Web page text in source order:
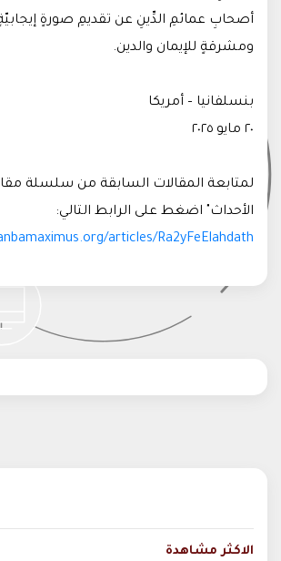
أصحابِ عمائمِ الدِّينِ عن تقديمِ صورةٍ
ومشرقةٍ للإيمان والدين.
بنسلفانيا – أمريكا
٢٠ مايو ٢٠٢٥
لمتابعة المقالات السابقة من سلسلة
الأحداث" اضغط على الرابط التالي:
articles/Ra2yFeElahdath
الاكثر مشاهدة